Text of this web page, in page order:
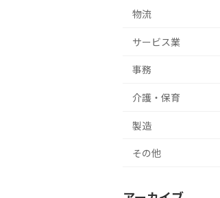
物流
サービス業
事務
介護・保育
製造
その他